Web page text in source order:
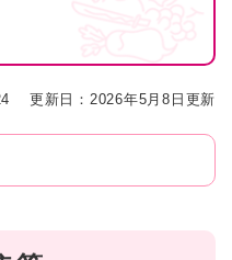
更新日：2026年5月8日更新